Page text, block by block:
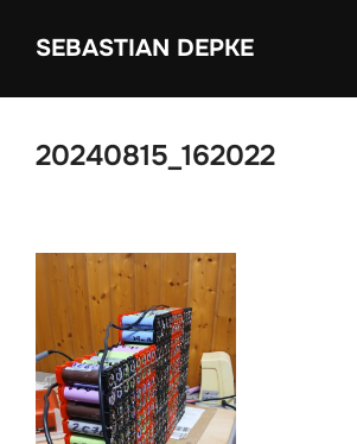
InhaltSEBASTIAN DEPKE
20240815_162022